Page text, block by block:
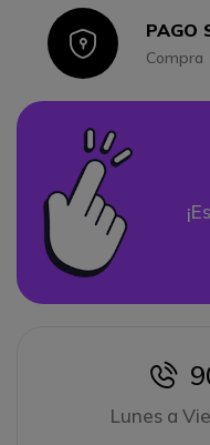
IconPAGO
Compra
Lunes a